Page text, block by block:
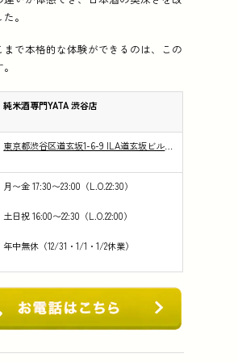
。
まで本格的な体験ができるのは、この
純米酒専門YATA 渋谷店
月〜金 17:30〜23:00（L.O.22:30）
土日祝 16:00〜22:30（L.O.22:00）
年中無休（12/31・1/1・1/2休業）